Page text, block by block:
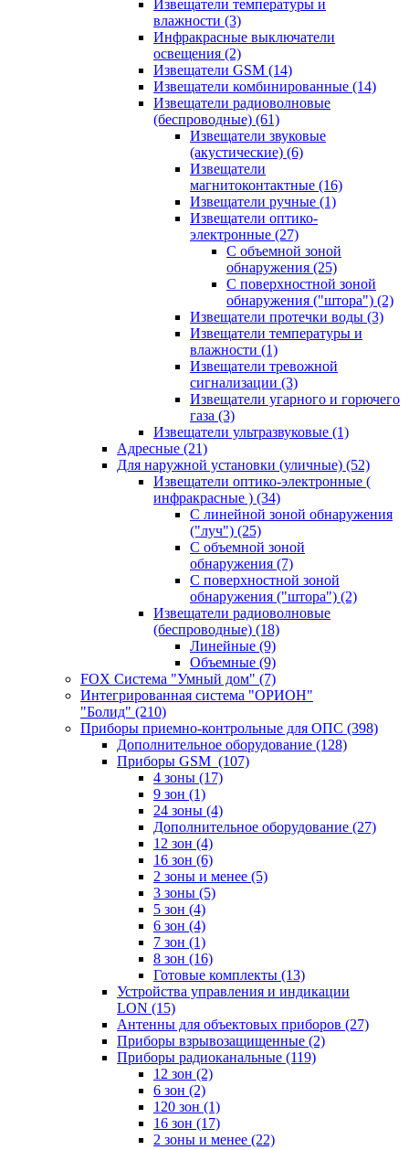
Извещатели температуры и
влажности (3)
Инфракрасные выключатели
освещения (2)
Извещатели GSM (14)
Извещатели комбинированные (14)
Извещатели радиоволновые
(беспроводные) (61)
Извещатели звуковые
(акустические) (6)
Извещатели
магнитоконтактные (16)
Извещатели ручные (1)
Извещатели оптико-
электронные (27)
С объемной зоной
обнаружения (25)
С поверхностной зоной
обнаружения ("штора") (2)
Извещатели протечки воды (3)
Извещатели температуры и
влажности (1)
Извещатели тревожной
сигнализации (3)
Извещатели угарного и горючего
газа (3)
Извещатели ультразвуковые (1)
Адресные (21)
Для наружной установки (уличные) (52)
Извещатели оптико-электронные (
инфракрасные ) (34)
С линейной зоной обнаружения
("луч") (25)
С объемной зоной
обнаружения (7)
С поверхностной зоной
обнаружения ("штора") (2)
Извещатели радиоволновые
(беспроводные) (18)
Линейные (9)
Объемные (9)
FOX Система "Умный дом" (7)
Интегрированная система "ОРИОН"
"Болид" (210)
Приборы приемно-контрольные для ОПС (398)
Дополнительное оборудование (128)
Приборы GSM (107)
4 зоны (17)
9 зон (1)
24 зоны (4)
Дополнительное оборудование (27)
12 зон (4)
16 зон (6)
2 зоны и менее (5)
3 зоны (5)
5 зон (4)
6 зон (4)
7 зон (1)
8 зон (16)
Готовые комплекты (13)
Устройства управления и индикации
LON (15)
Антенны для объектовых приборов (27)
Приборы взрывозащищенные (2)
Приборы радиоканальные (119)
12 зон (2)
6 зон (2)
120 зон (1)
16 зон (17)
2 зоны и менее (22)